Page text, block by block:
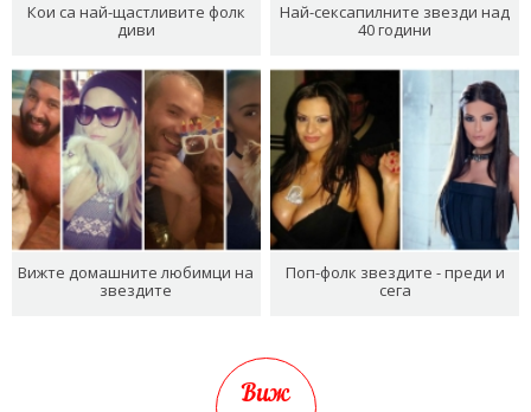
Кои са най-щастливите фолк
диви
Най-сексапилните звезди над
40 години
Вижте домашните любимци на
звездите
Поп-фолк звездите - преди и
сега
Виж